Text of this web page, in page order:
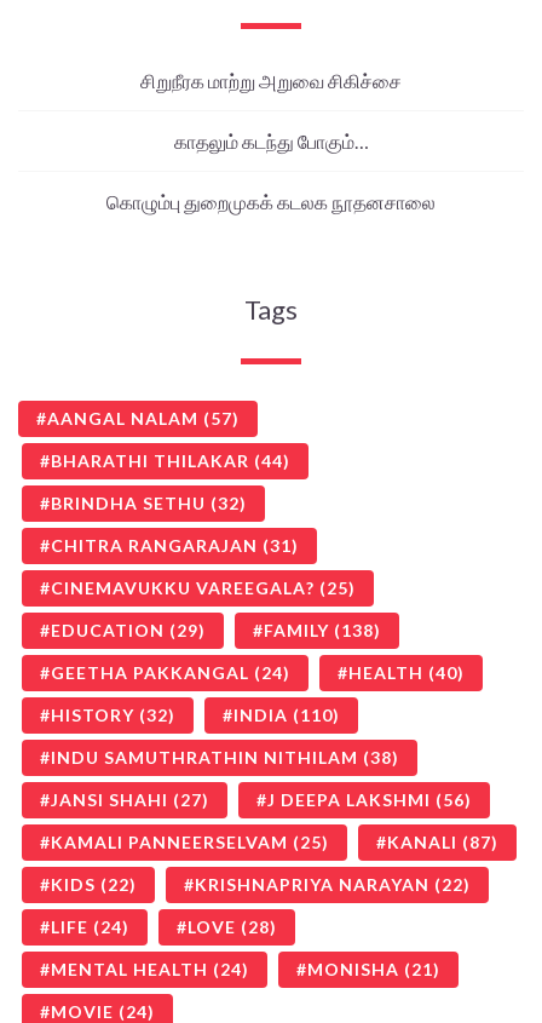
சிறுநீரக மாற்று அறுவை சிகிச்சை
காதலும் கடந்து போகும்…
கொழும்பு துறைமுகக் கடலக நூதனசாலை
Tags
AANGAL NALAM (57)
BHARATHI THILAKAR (44)
BRINDHA SETHU (32)
CHITRA RANGARAJAN (31)
CINEMAVUKKU VAREEGALA? (25)
EDUCATION (29) FAMILY (138)
GEETHA PAKKANGAL (24) HEALTH (40)
HISTORY (32) INDIA (110)
INDU SAMUTHRATHIN NITHILAM (38)
JANSI SHAHI (27) J DEEPA LAKSHMI (56)
KAMALI PANNEERSELVAM (25) KANALI (87)
KIDS (22) KRISHNAPRIYA NARAYAN (22)
LIFE (24) LOVE (28)
MENTAL HEALTH (24) MONISHA (21)
MOVIE (24)